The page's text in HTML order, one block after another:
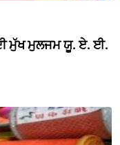
ਮੁੱਖ ਮੁਲਜਮ ਯੂ. ਏ. ਈ.